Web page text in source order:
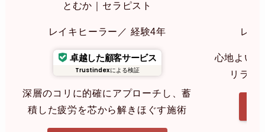
とむか｜セラピスト
レイキヒーラー／ 経験4年
卓越した顧客サービス
Trustindexによる検証
深層のコリに的確にアプローチし、蓄
積した疲労を芯から解きほぐす施術
レイ
心地よい
リラク